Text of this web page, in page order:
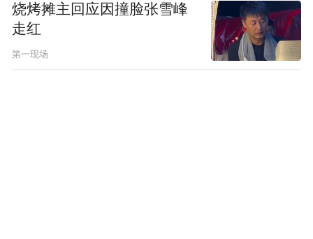
烧烤摊主回应因撞脸张雪峰
走红
第一现场